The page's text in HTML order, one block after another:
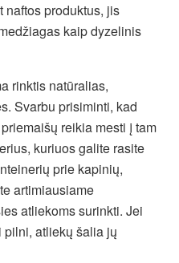
naftos produktus, jis
kaip dyzelinis
rinktis natūralias,
Svarbu prisiminti, kad
reikia mesti į tam
kuriuos galite rasite
prie kapinių,
artimiausiame
atliekoms surinkti. Jei
atliekų šalia jų